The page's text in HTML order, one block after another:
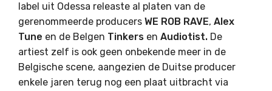
label uit Odessa releaste al platen van de
gerenommeerde producers WE ROB RAVE, Alex
Tune en de Belgen Tinkers en Audiotist. De
artiest zelf is ook geen onbekende meer in de
Belgische scene, aangezien de Duitse producer
enkele jaren terug nog een plaat uitbracht via